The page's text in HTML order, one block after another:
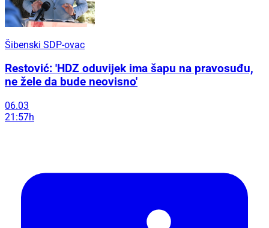
Šibenski SDP-ovac
Restović: 'HDZ oduvijek ima šapu na pravosuđu,
ne žele da bude neovisno'
06.03
21:57h